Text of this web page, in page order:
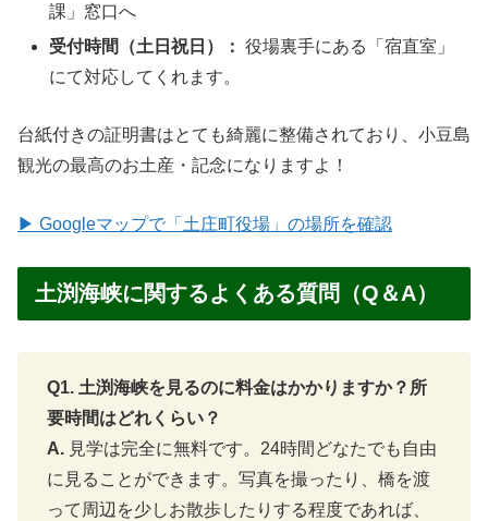
課」窓口へ
受付時間（土日祝日）： 役場裏手にある「宿直室」
にて対応してくれます。
台紙付きの証明書はとても綺麗に整備されており、小豆島
観光の最高のお土産・記念になりますよ！
▶ Googleマップで「土庄町役場」の場所を確認
土渕海峡に関するよくある質問（Q＆A）
Q1. 土渕海峡を見るのに料金はかかりますか？所
要時間はどれくらい？
A. 見学は完全に無料です。24時間どなたでも自由
に見ることができます。写真を撮ったり、橋を渡
って周辺を少しお散歩したりする程度であれば、